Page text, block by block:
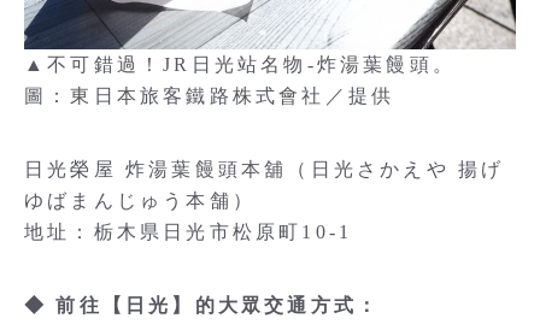
▲不可錯過！JR日光站名物-炸湯葉饅頭。
圖：東日本旅客鐵路株式會社／提供
日光榮屋 炸湯葉饅頭本舖（日光さかえや 揚げ
ゆばまんじゅう本舗）
地址：栃木県日光市松原町10-1
◆ 前往【日光】的大眾交通方式：